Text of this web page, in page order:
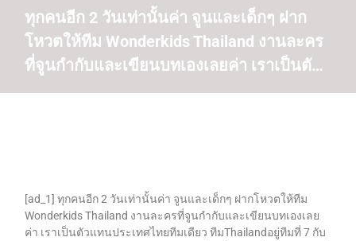
ทุกคนอีก 2 วันเท่านั้นค่า จูนและเด็กๆ ฝาก
โหวตให้ทีม Wonderkids Thailand งานละคร
ที่จูนกำกับและเขียนบทเองเลยค่า เราเป็นตั…
[ad_1] ทุกคนอีก 2 วันเท่านั้นค่า จูนและเด็กๆ ฝากโหวตให้ทีม
Wonderkids Thailand งานละครที่จูนกำกับและเขียนบทเองเลย
ค่า เราเป็นตัวแทนประเทศไทยทีมเดียว ทีมThailandอยู่ทีมที่ 7 กับ